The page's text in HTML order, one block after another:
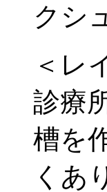
クシ
＜レ
診療
槽を
くあ